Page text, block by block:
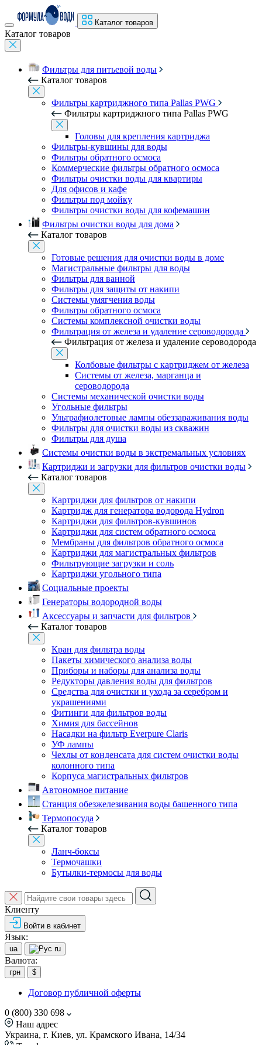
Каталог товаров
Каталог товаров
Фильтры для питьевой воды
Каталог товаров
Фильтры картриджного типа Pallas PWG
Фильтры картриджного типа Pallas PWG
Головы для крепления картриджа
Фильтры-кувшины для воды
Фильтры обратного осмоса
Коммерческие фильтры обратного осмоса
Фильтры очистки воды для квартиры
Для офисов и кафе
Фильтры под мойку
Фильтры очистки воды для кофемашин
Фильтры очистки воды для дома
Каталог товаров
Готовые решения для очистки воды в доме
Магистральные фильтры для воды
Фильтры для ванной
Фильтры для защиты от накипи
Системы умягчения воды
Фильтры обратного осмоса
Системы комплексной очистки воды
Фильтрация от железа и удаление сероводорода
Фильтрация от железа и удаление сероводорода
Колбовые фильтры с картриджем от железа
Системы от железа, марганца и
сероводорода
Системы механической очистки воды
Угольные фильтры
Ультрафиолетовые лампы обеззараживания воды
Фильтры для очистки воды из скважин
Фильтры для душа
Системы очистки воды в экстремальных условиях
Картриджи и загрузки для фильтров очистки воды
Каталог товаров
Картриджи для фильтров от накипи
Картридж для генератора водорода Hydron
Картриджи для фильтров-кувшинов
Картриджи для систем обратного осмоса
Мембраны для фильтров обратного осмоса
Картриджи для магистральных фильтров
Фильтрующие загрузки и соль
Картриджи угольного типа
Социальные проекты
Генераторы водородной воды
Аксессуары и запчасти для фильтров
Каталог товаров
Кран для фильтра воды
Пакеты химического анализа воды
Приборы и наборы для анализа воды
Редукторы давления воды для фильтров
Средства для очистки и ухода за серебром и
украшениями
Фитинги для фильтров воды
Химия для бассейнов
Насадки на фильтр Everpure Claris
УФ лампы
Чехлы от конденсата для систем очистки воды
колонного типа
Корпуса магистральных фильтров
Автономное питание
Станция обезжелезивания воды башенного типа
Термопосуда
Каталог товаров
Ланч-боксы
Термочашки
Бутылки-термосы для воды
Клиенту
Войти в кабинет
Язык:
ua ru
Валюта:
грн $
Договор публичной оферты
0 (800) 330 698
Наш адрес
Украина, г. Киев, ул. Крамского Ивана, 14/34